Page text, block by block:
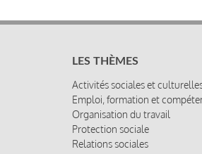
LES THÈMES
Activités sociales et
Emploi, formation et
Organisation du travail
Protection sociale
Relations sociales